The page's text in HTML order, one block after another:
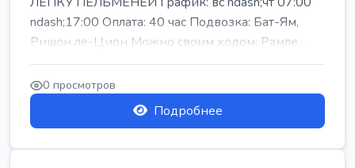
ndash;17:00 Оплата: 40 час Подвозка: Бат-Ям,
Ришон ле-Цион Можно своим ходом: Рамле...
0 просмотров
Подробнее